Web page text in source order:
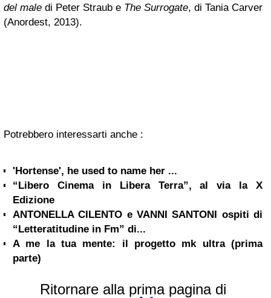
del male di Peter Straub e The Surrogate, di Tania Carver
(Anordest, 2013).
Potrebbero interessarti anche :
'Hortense', he used to name her ...
“Libero Cinema in Libera Terra”, al via la X
Edizione
ANTONELLA CILENTO e VANNI SANTONI ospiti di
“Letteratitudine in Fm” di...
A me la tua mente: il progetto mk ultra (prima
parte)
Ritornare alla prima pagina di